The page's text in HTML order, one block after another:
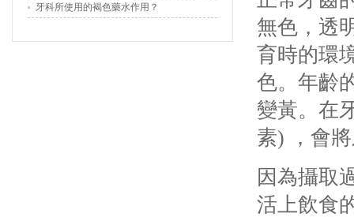
牙科所使用的褐色藥水作用？
無色，透
育時的環
色。 年齡
變黃。 在
素)
，會
因為攝取
活上飲食